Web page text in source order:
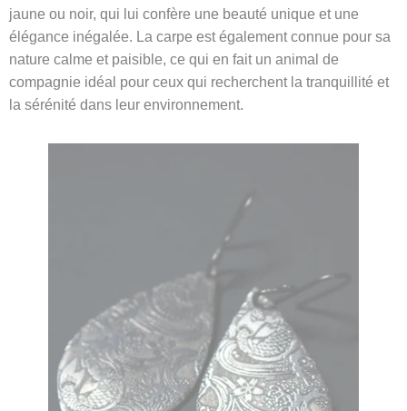
jaune ou noir, qui lui confère une beauté unique et une
élégance inégalée. La carpe est également connue pour sa
nature calme et paisible, ce qui en fait un animal de
compagnie idéal pour ceux qui recherchent la tranquillité et
la sérénité dans leur environnement.